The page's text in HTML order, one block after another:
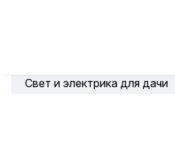
Свет и электрика для дачи